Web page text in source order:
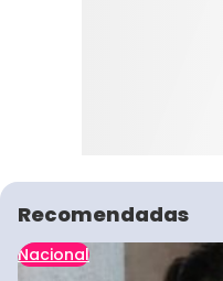
Recomendadas
Nacional